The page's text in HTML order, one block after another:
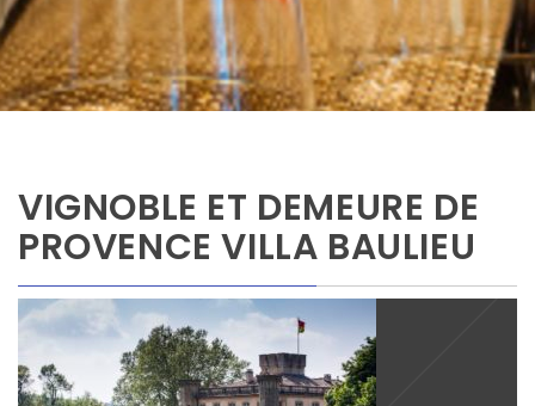
VIGNOBLE ET DEMEURE DE
PROVENCE VILLA BAULIEU